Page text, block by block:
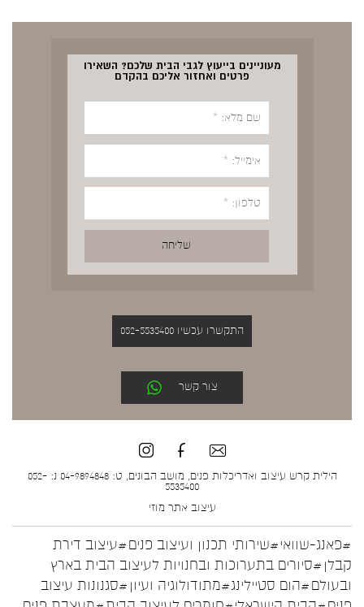
מעוניינים בייעוץ לגבי הבית שלכם? השאירו
פרטים ואחזור אליכם בהקדם
התקשרו עכשיו 052-5535400
צור קשר
הילית קרש עיצוב ואדריכלות פנים, מושב הבונים, ט: 04-9894848 נ: 052-
5535400
עיצוב אתר מוזי
#פאנג-שוואי#שירותי תכנון ועיצוב פנים#עיצוב דירת
קבלן #סיורים בתערוכות ובחנויות לעיצוב הבית בארץ
ובעולם#הום סטיילינג#מתודולוגיה ועיון #סגנונות עיצוב